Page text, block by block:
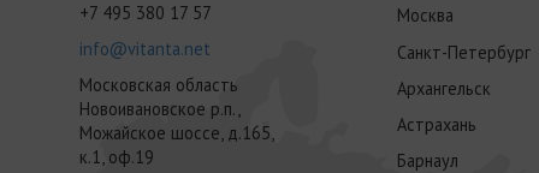
+7 495 380 17 57
info@vitanta.net
Московская область
Новоивановское р.п.,
Можайское шоссе, д.165,
к.1, оф.19
Москва
Санкт-Петербург
Архангельск
Астрахань
Барнаул